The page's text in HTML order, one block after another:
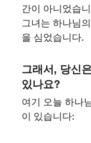
간이 아니었습
그녀는 하나님
을 심었습니다.
그래서, 당신
있나요?
여기 오늘 하나
이 있습니다: